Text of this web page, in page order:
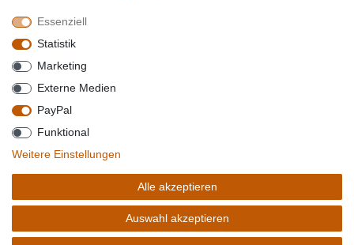
QUALITÄT
*Alle Preise verstehen sich inkl. MwSt. zzgl. Versandkosten. **Gilt für Lieferungen
innerhalb deutschlands, Lieferzeiten für andere Länder entnehmen Sie bitte der
Schaltfäche mit denVersandinformationen. *** Bei den ausgewiesenen Versandkosten
handelt es sich um die StandardVersandkostenfür Deutschland, diese ändern sich je
nach Auswahl Ihres Lieferlandes.
Copyright 2020 © Mega-Paradies GmbH | Alle Rechte vorbehalten.
Essenziell
Statistik
Marketing
Externe Medien
PayPal
Funktional
Weitere Einstellungen
Alle akzeptieren
Auswahl akzeptieren